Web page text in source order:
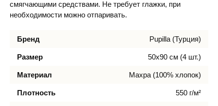
смягчающими средствами. Не требует глажки, при
необходимости можно отпаривать.
Бренд Pupilla (Турция)
Размер 50х90 см (4 шт.)
Материал Махра (100% хлопок)
Плотность 550 г/м²